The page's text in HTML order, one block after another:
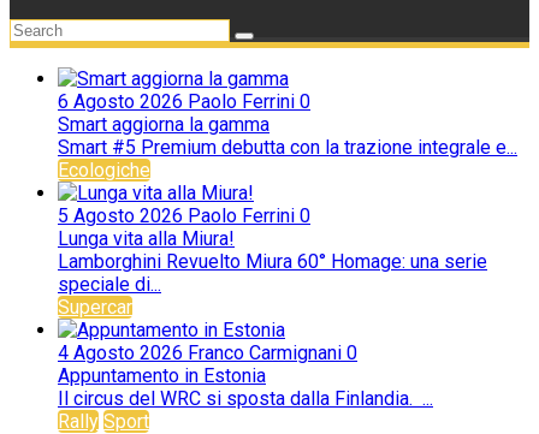
6 Agosto 2026 Paolo Ferrini 0
Smart aggiorna la gamma
Smart #5 Premium debutta con la trazione integrale e...
Ecologiche
5 Agosto 2026 Paolo Ferrini 0
Lunga vita alla Miura!
Lamborghini Revuelto Miura 60° Homage: una serie
speciale di...
Supercar
4 Agosto 2026 Franco Carmignani 0
Appuntamento in Estonia
Il circus del WRC si sposta dalla Finlandia. ...
Rally Sport